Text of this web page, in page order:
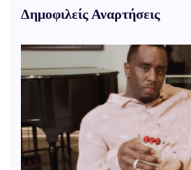
Δημοφιλείς Αναρτήσεις